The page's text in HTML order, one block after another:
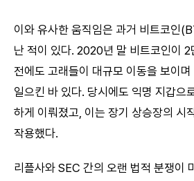
이와 유사한 움직임은 과거 비트코인
난 적이 있다. 2020년 말 비트코인이 2
전에도 고래들이 대규모 이동을 보이
일으킨 바 있다. 당시에도 익명 지갑으
하게 이뤄졌고, 이는 장기 상승장의 시
작용했다.
리플사와 SEC 간의 오랜 법적 분쟁이